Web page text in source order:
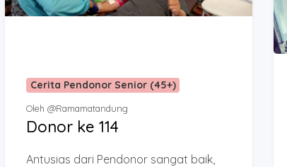
Anisa Syafitri
Jakarta Selatan
Upi Sopiah -
Esty
Cerita Pendonor Senior (45+)
Oleh @Ramamatandung
Donor ke 114
Antusias dari Pendonor sangat baik,